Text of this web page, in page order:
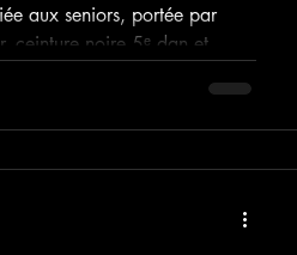
aux seniors, portée par
ceinture noire 5ᵉ dan et